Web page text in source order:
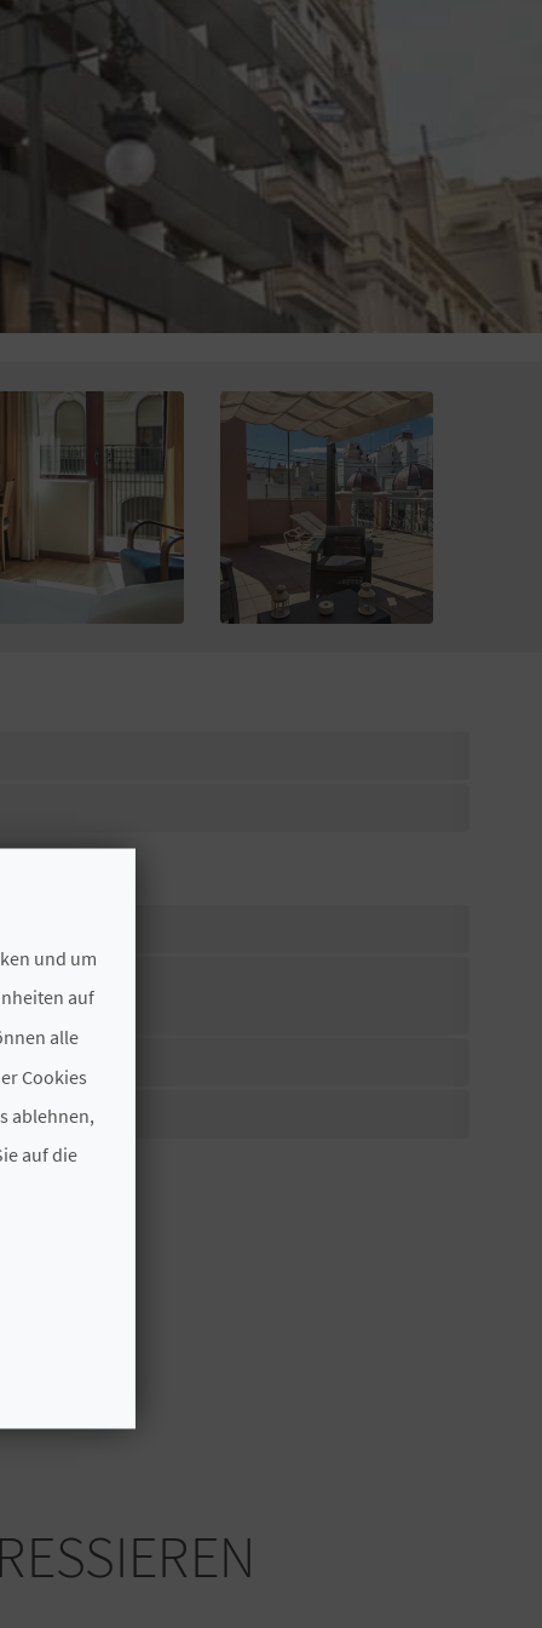
und um
auf
alle
Cookies
ablehnen,
auf die